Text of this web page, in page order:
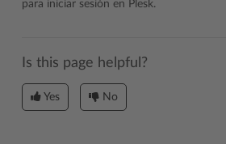
para iniciar sesión en Plesk.
Is this page helpful?
Yes No